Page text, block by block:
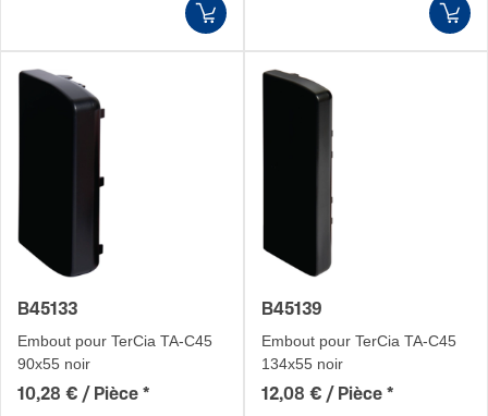
B45133
Embout pour TerCia TA-C45
90x55 noir
10,28 € / Pièce *
B45139
Embout pour TerCia TA-C45
134x55 noir
12,08 € / Pièce *